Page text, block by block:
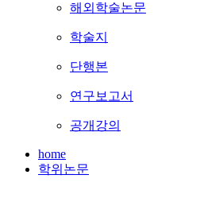
해외학술논문
학술지
단행본
연구보고서
공개강의
home
학위논문